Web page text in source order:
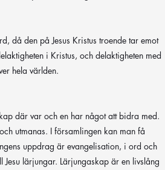
då den på Jesus Kristus troende tar emot
i Kristus, och delaktigheten med
hela världen.
där var och en har något att bidra med.
utmanas. I församlingen kan man få
uppdrag är evangelisation, i ord och
lärjungar. Lärjungaskap är en livslång